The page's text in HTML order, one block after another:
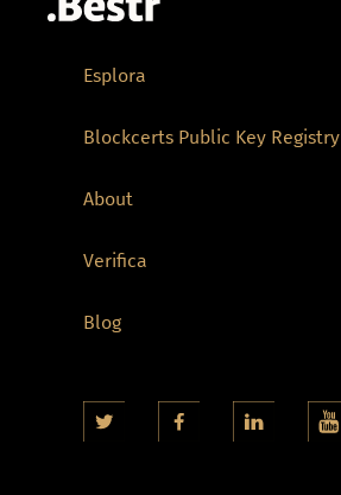
Esplora
Blockcerts Public Key Registry
About
Verifica
Blog